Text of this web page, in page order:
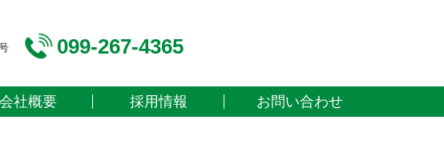
099-267-4365
会社概要 採用情報 お問い合わせ